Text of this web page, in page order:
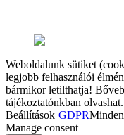
Weboldalunk sütiket
legjobb felhasználói
bármikor letilthatja!
tájékoztatónkban olvashat.
Beállítások GDPR
Manage consent